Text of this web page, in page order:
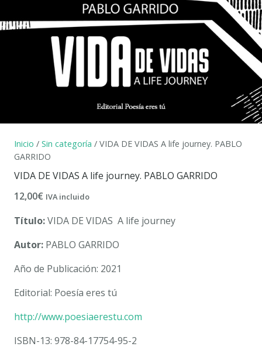
Inicio / Sin categoría / VIDA DE VIDAS A life journey. PABLO
GARRIDO
VIDA DE VIDAS A life journey. PABLO GARRIDO
12,00€ IVA incluido
Título:VIDA DE VIDAS A life journey
Autor: PABLO GARRIDO
Año de Publicación: 2021
Editorial: Poesía eres tú
http://www.poesiaerestu.com
ISBN-13: 978-84-17754-95-2